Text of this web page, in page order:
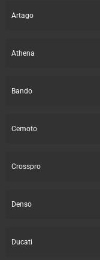
Artago
Athena
Bando
Cemoto
Crosspro
Denso
Ducati